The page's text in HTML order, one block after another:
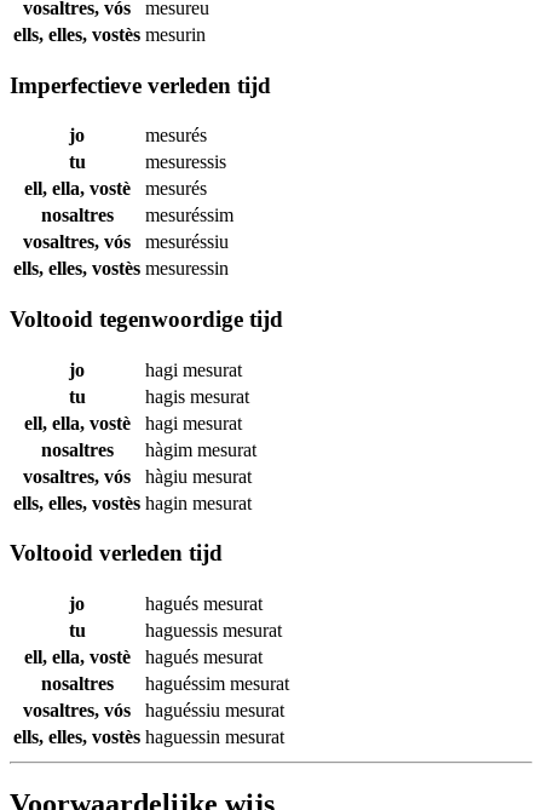
vosaltres, vós
mesureu
ells, elles, vostès mesurin
Imperfectieve verleden tijd
jo
mesurés
tu
mesuressis
ell, ella, vostè
mesurés
nosaltres
mesuréssim
vosaltres, vós
mesuréssiu
ells, elles, vostès mesuressin
Voltooid tegenwoordige tijd
jo hagi mesurat
tu
hagis mesurat
ell, ella, vostè
hagi mesurat
nosaltres
hàgim mesurat
vosaltres, vós
hàgiu mesurat
ells, elles, vostès hagin mesurat
Voltooid verleden tijd
jo hagués mesurat
tu
haguessis mesurat
ell, ella, vostè
hagués mesurat
nosaltres
haguéssim mesurat
vosaltres, vós
haguéssiu mesurat
ells, elles, vostès haguessin mesurat